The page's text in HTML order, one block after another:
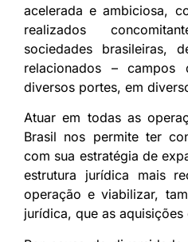
acelerada e ambiciosa,
realizados
sociedades brasileiras,
relacionados –
diversos portes, em
Atuar em todas as
Brasil nos permite ter
com sua estratégia de
estrutura jurídica mais
operação e viabilizar,
jurídica, que as aquisições